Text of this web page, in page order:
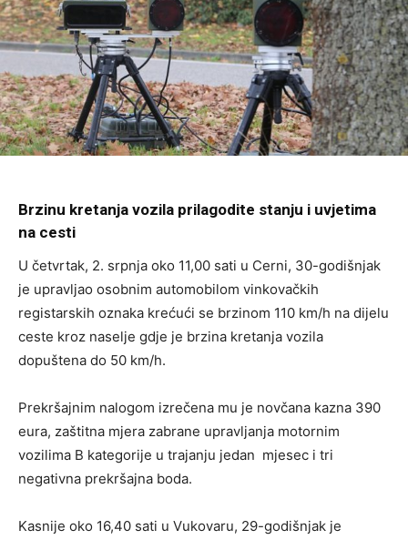
Brzinu kretanja vozila prilagodite stanju i uvjetima
na cesti
U četvrtak, 2. srpnja oko 11,00 sati u Cerni, 30-godišnjak
je upravljao osobnim automobilom vinkovačkih
registarskih oznaka krećući se brzinom 110 km/h na dijelu
ceste kroz naselje gdje je brzina kretanja vozila
dopuštena do 50 km/h.
Prekršajnim nalogom izrečena mu je novčana kazna 390
eura, zaštitna mjera zabrane upravljanja motornim
vozilima B kategorije u trajanju jedan mjesec i tri
negativna prekršajna boda.
Kasnije oko 16,40 sati u Vukovaru, 29-godišnjak je